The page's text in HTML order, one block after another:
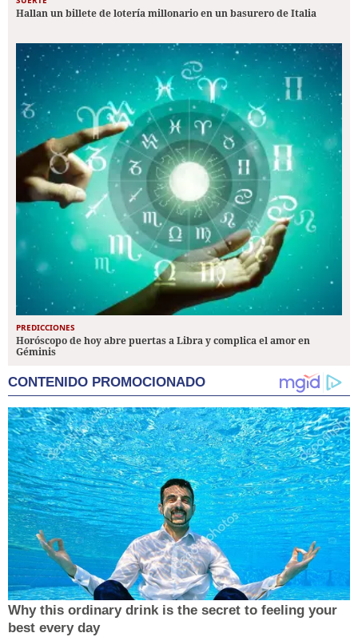
Hallan un billete de lotería millonario en un basurero de Italia
PREDICCIONES
Horóscopo de hoy abre puertas a Libra y complica el amor en
Géminis
CONTENIDO PROMOCIONADO
Why this ordinary drink is the secret to feeling your
best every day